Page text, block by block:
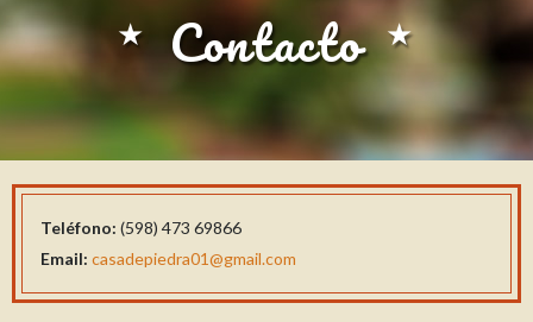
Contacto
Teléfono: (598) 473 69866
Email: casadepiedra01@gmail.com